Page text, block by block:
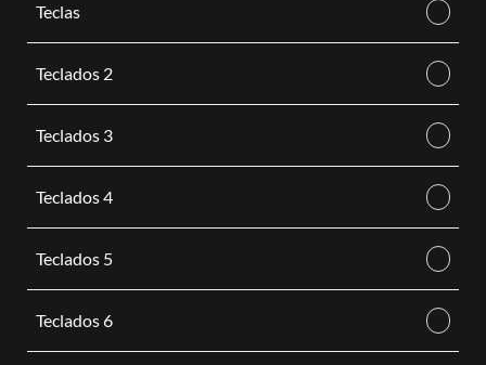
Teclas
Teclados 2
Teclados 3
Teclados 4
Teclados 5
Teclados 6